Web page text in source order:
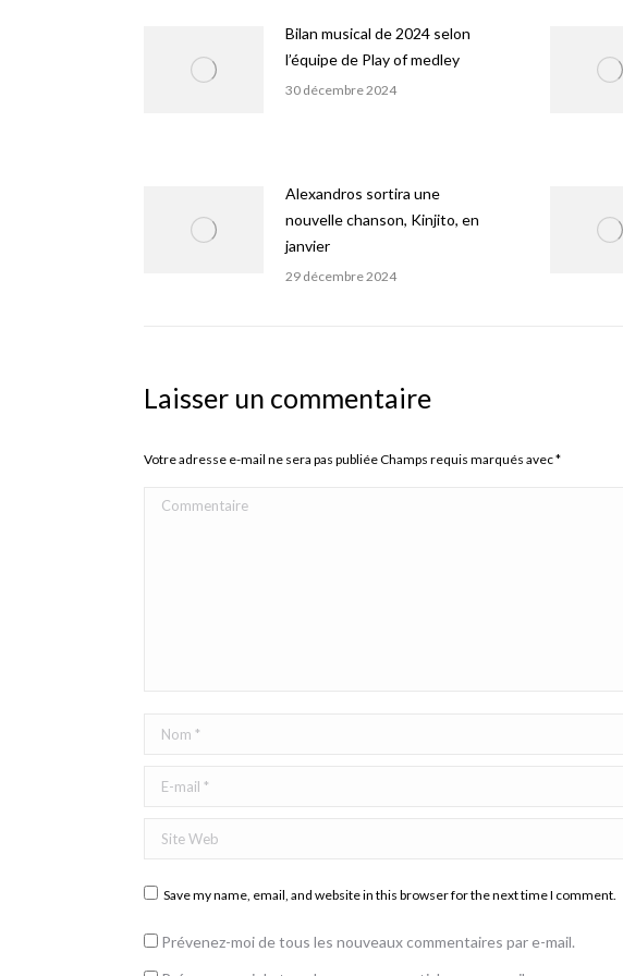
Bilan musical de 2024 selon
l’équipe de Play of medley
30 décembre 2024
Alexandros sortira une
nouvelle chanson, Kinjito, en
janvier
29 décembre 2024
Laisser un commentaire
Votre adresse e-mail ne sera pas publiée Champs requis marqués avec*
Commentaire
Nom *
E-mail *
Site Web
Save my name, email, and website in this browser for the next time I comment.
Prévenez-moi de tous les nouveaux commentaires par e-mail.